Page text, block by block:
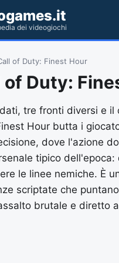
dei videogiochi
of Duty: Finest Hour
of Duty:
tre fronti diversi e il
Hour butta i
dove l'azione
tipico
le linee nemiche. È
scriptate che
brutale e diretto